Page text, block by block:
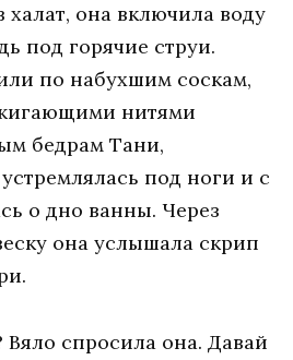
она включила воду
под горячие струи.
по набухшим соскам,
нитями
бедрам Тани,
под ноги и с
о дно ванны. Через
она услышала скрип
Вяло спросила она. Давай